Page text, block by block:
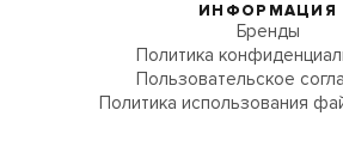
ИНФОРМАЦИЯ
Бренды
Политика
Пользовательское
Политика использования